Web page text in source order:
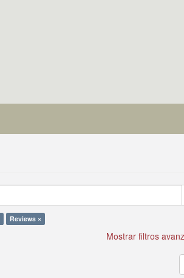
Reviews ×
Mostrar filtros